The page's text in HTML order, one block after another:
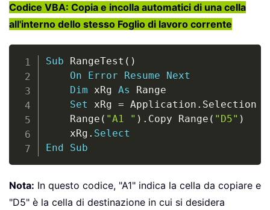
Codice VBA: Copia e incolla automatici di una cella
all'interno dello stesso Foglio di lavoro corrente
Sub RangeTest ( )
On
Error Resume
Next
Dim xRg As Range
Set xRg = Application . Selection
    Range
( "A1 " ) . Copy Range ( "D5" )
    xRg
. Select
End
Sub
Nota: In questo codice, "A1" indica la cella da copiare e
"D5" è la cella di destinazione in cui si desidera